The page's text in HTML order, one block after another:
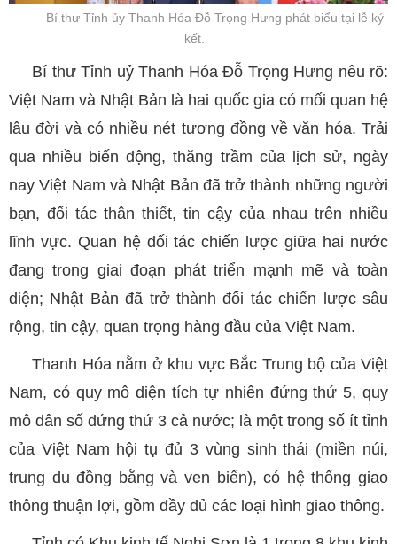
Bí thư Tỉnh ủy Thanh Hóa Đỗ Trọng Hưng phát biểu tại lễ ký
kết.
Bí thư Tỉnh uỷ Thanh Hóa Đỗ Trọng Hưng nêu rõ:
Việt Nam và Nhật Bản là hai quốc gia có mối quan hệ
lâu đời và có nhiều nét tương đồng về văn hóa. Trải
qua nhiều biến động, thăng trầm của lịch sử, ngày
nay Việt Nam và Nhật Bản đã trở thành những người
bạn, đối tác thân thiết, tin cậy của nhau trên nhiều
lĩnh vực. Quan hệ đối tác chiến lược giữa hai nước
đang trong giai đoạn phát triển mạnh mẽ và toàn
diện; Nhật Bản đã trở thành đối tác chiến lược sâu
rộng, tin cậy, quan trọng hàng đầu của Việt Nam.
Thanh Hóa nằm ở khu vực Bắc Trung bộ của Việt
Nam, có quy mô diện tích tự nhiên đứng thứ 5, quy
mô dân số đứng thứ 3 cả nước; là một trong số ít tỉnh
của Việt Nam hội tụ đủ 3 vùng sinh thái (miền núi,
trung du đồng bằng và ven biển), có hệ thống giao
thông thuận lợi, gồm đầy đủ các loại hình giao thông.